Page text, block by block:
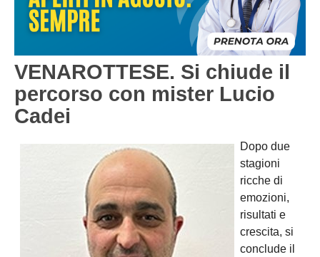
VENAROTTESE. Si chiude il
percorso con mister Lucio
Cadei
Dopo due
stagioni
ricche di
emozioni,
risultati e
crescita, si
conclude il